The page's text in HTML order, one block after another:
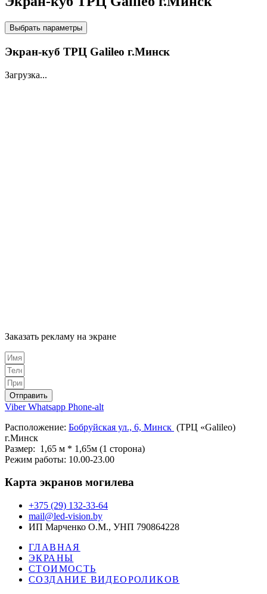
НА LED ЭКРАНАХ
Выбрать параметры
Экран-куб ТРЦ Galileo г.Минск
Загрузка...
Заказать рекламу на экране
Отправить
Viber Whatsapp Phone-alt
Расположение: Бобруйская ул., 6, Минск (ТРЦ «Galileo)
г.Минск
Размер: 1,65 м * 1,65м (1 сторона)
Режим работы: 10.00-23.00
Карта экранов могилева
+375 (29) 132-33-64
mail@led-vision.by
ИП Марченко О.М., УНП 790864228
ГЛАВНАЯ
ЭКРАНЫ
СТОИМОСТЬ
СОЗДАНИЕ ВИДЕОРОЛИКОВ